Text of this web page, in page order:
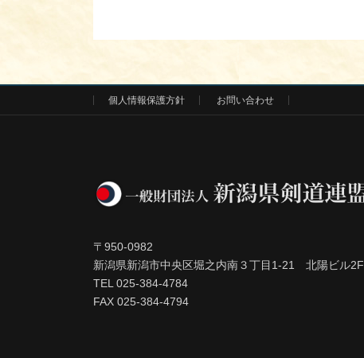
個人情報保護方針 お問い合わせ
〒950-0982
新潟県新潟市中央区堀之内南３丁目1-21 北陽ビル2F
TEL 025-384-4784
FAX 025-384-4794